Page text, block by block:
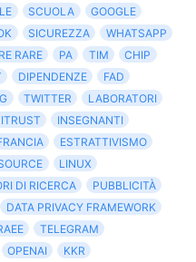
SCUOLA
GOOGLE
SICUREZZA
WHATSAPP
RARE PA TIM
CHIP
DIPENDENZE
FAD
TWITTER
LABORATORI
INSEGNANTI
ESTRATTIVISMO
LINUX
DI RICERCA
PUBBLICITÀ
DATA PRIVACY FRAMEWORK
TELEGRAM
OPENAI
KKR